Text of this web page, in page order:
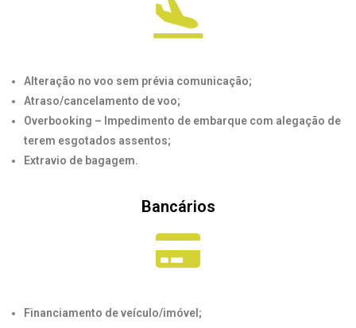
Alteração no voo sem prévia comunicação;
Atraso/cancelamento de voo;
Overbooking – Impedimento de embarque com alegação de
terem esgotados assentos;
Extravio de bagagem.
Bancários
Financiamento de veículo/imóvel;